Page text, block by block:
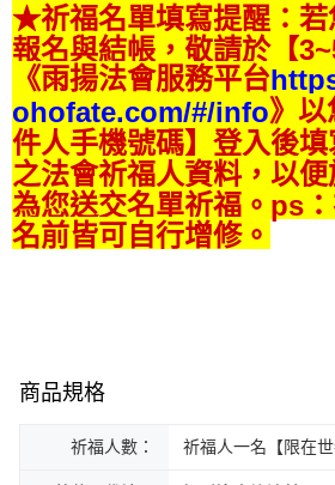
★祈福名單填寫提醒：若
報名與結帳，敬請於【
《雨揚法會服務平台
ohofate.com/#/info》以
件人手機號碼】登入後
之法會祈福人資料，以
為您送交名單祈福。ps
名前皆可自行增修。
商品規格
祈福人數： 祈福人一名【限在世